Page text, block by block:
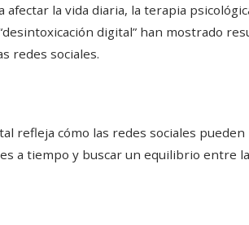
afectar la vida diaria, la terapia
digital” han mostrado
redes sociales.
refleja cómo las redes sociales
a tiempo y buscar un equilibrio